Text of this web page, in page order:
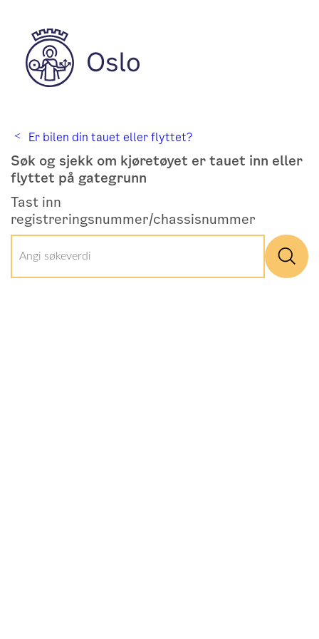
Er bilen din tauet eller flyttet?
Søk og sjekk om kjøretøyet er tauet inn eller
flyttet på gategrunn
Tast inn
registreringsnummer/chassisnummer